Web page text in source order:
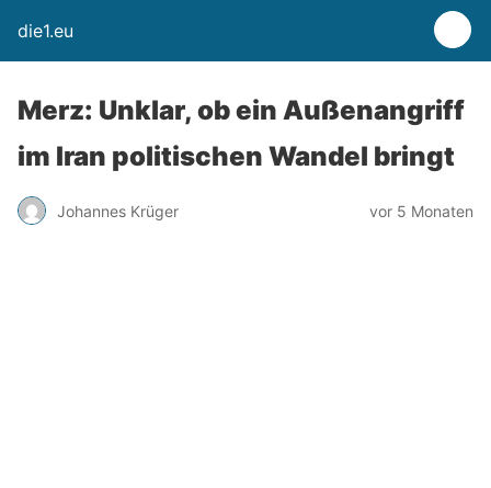
die1.eu
Merz: Unklar, ob ein Außenangriff
im Iran politischen Wandel bringt
Johannes Krüger vor 5 Monaten